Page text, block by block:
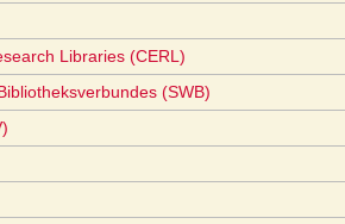
Libraries (CERL)
(SWB)